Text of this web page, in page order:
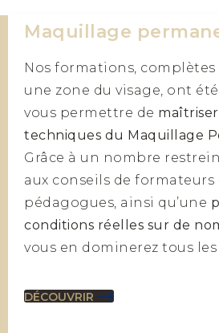
Maquillage
Nos formations, complètes
une zone du visage, ont
vous permettre de
techniques du Maquillage
Grâce à un nombre
aux conseils de
pédagogues, ainsi qu’une
conditions réelles sur de
vous en dominerez tous les
DÉCOUVRIR